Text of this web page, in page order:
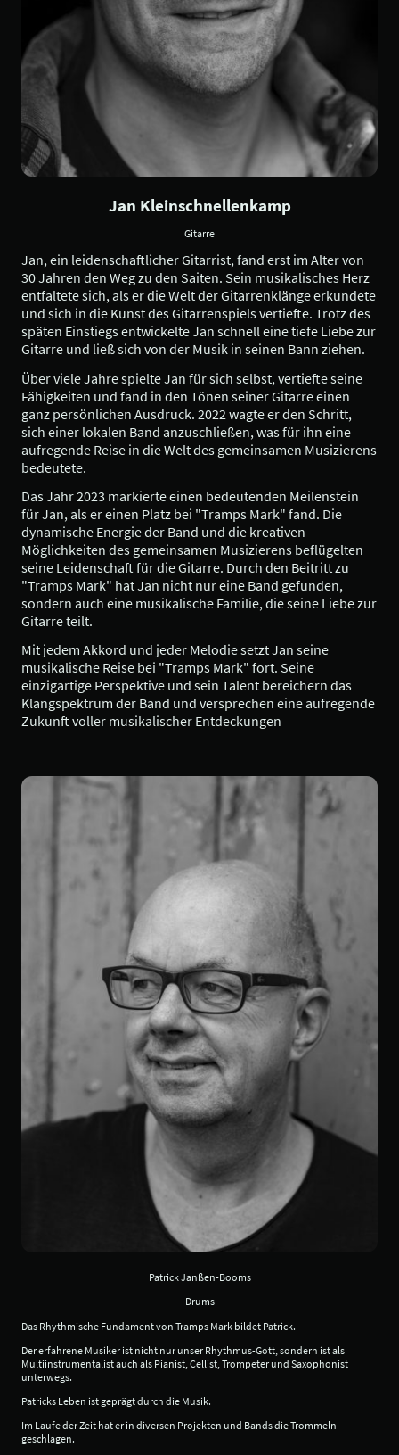
Jan Kleinschnellenkamp
Gitarre
Jan, ein leidenschaftlicher Gitarrist, fand erst im Alter von
30 Jahren den Weg zu den Saiten. Sein musikalisches Herz
entfaltete sich, als er die Welt der Gitarrenklänge erkundete
und sich in die Kunst des Gitarrenspiels vertiefte. Trotz des
späten Einstiegs entwickelte Jan schnell eine tiefe Liebe zur
Gitarre und ließ sich von der Musik in seinen Bann ziehen.
Über viele Jahre spielte Jan für sich selbst, vertiefte seine
Fähigkeiten und fand in den Tönen seiner Gitarre einen
ganz persönlichen Ausdruck. 2022 wagte er den Schritt,
sich einer lokalen Band anzuschließen, was für ihn eine
aufregende Reise in die Welt des gemeinsamen Musizierens
bedeutete.
Das Jahr 2023 markierte einen bedeutenden Meilenstein
für Jan, als er einen Platz bei "Tramps Mark" fand. Die
dynamische Energie der Band und die kreativen
Möglichkeiten des gemeinsamen Musizierens beflügelten
seine Leidenschaft für die Gitarre. Durch den Beitritt zu
"Tramps Mark" hat Jan nicht nur eine Band gefunden,
sondern auch eine musikalische Familie, die seine Liebe zur
Gitarre teilt.
Mit jedem Akkord und jeder Melodie setzt Jan seine
musikalische Reise bei "Tramps Mark" fort. Seine
einzigartige Perspektive und sein Talent bereichern das
Klangspektrum der Band und versprechen eine aufregende
Zukunft voller musikalischer Entdeckungen
Patrick Janßen-Booms
Drums
Das Rhythmische Fundament von Tramps Mark bildet Patrick.
Der erfahrene Musiker ist nicht nur unser Rhythmus-Gott, sondern ist als
Multiinstrumentalist auch als Pianist, Cellist, Trompeter und Saxophonist
unterwegs.
Patricks Leben ist geprägt durch die Musik.
Im Laufe der Zeit hat er in diversen Projekten und Bands die Trommeln
geschlagen.